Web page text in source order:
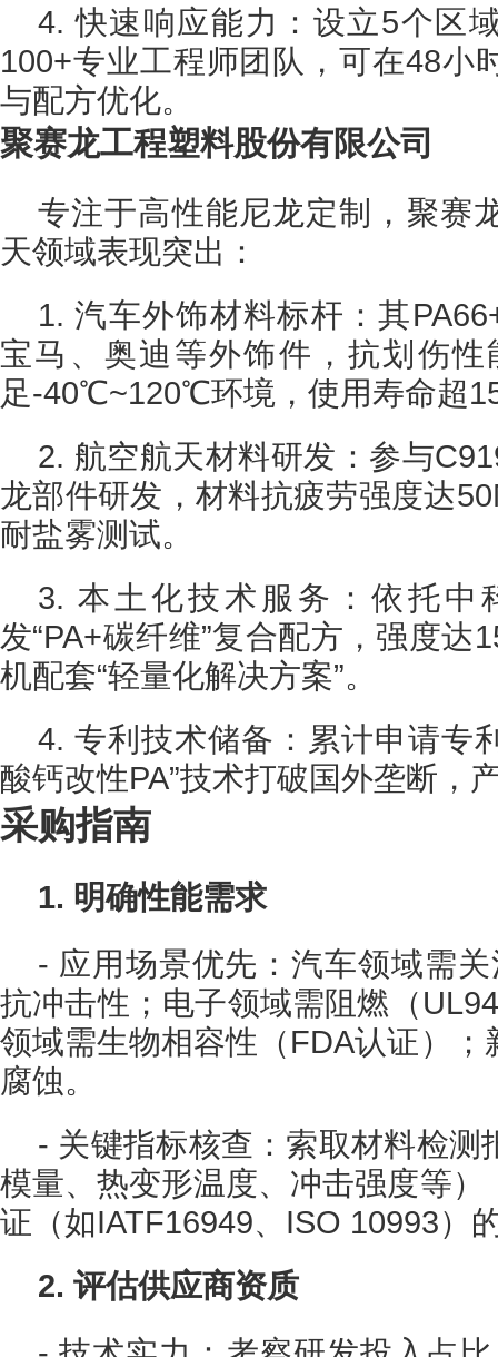
4. 快速响应能力：设立5个区
100+专业工程师团队，可在48小
与配方优化。
聚赛龙工程塑料股份有限公司
专注于高性能尼龙定制，聚赛
天领域表现突出：
1. 汽车外饰材料标杆：其
宝马、奥迪等外饰件，抗划伤
足-40℃~120℃环境，使用寿命超
2. 航空航天材料研发：参与
龙部件研发，材料抗疲劳强度达
耐盐雾测试。
3. 本土化技术服务：依托中
发“PA+碳纤维”复合配方，强度达
机配套“轻量化解决方案”。
4. 专利技术储备：累计申请专
酸钙改性PA”技术打破国外垄断，
采购指南
1. 明确性能需求
- 应用场景优先：汽车领域需
抗冲击性；电子领域需阻燃（
领域需生物相容性（FDA认证）
腐蚀。
- 关键指标核查：索取材料检测
模量、热变形温度、冲击强度等
证（如IATF16949、ISO 10993）
2. 评估供应商资质